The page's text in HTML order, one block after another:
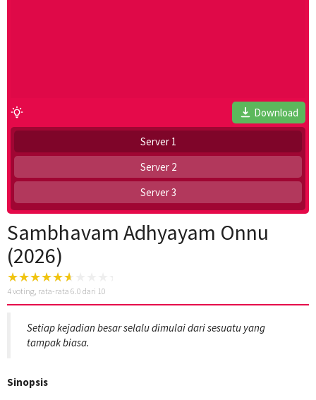
Download
Server 1
Server 2
Server 3
Sambhavam Adhyayam Onnu
(2026)
4voting, rata-rata 6.0 dari 10
Setiap kejadian besar selalu dimulai dari sesuatu yang
tampak biasa.
Sinopsis